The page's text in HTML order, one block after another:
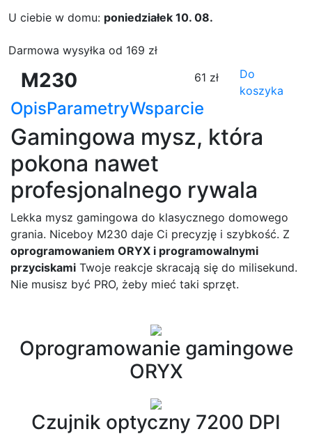
U ciebie w domu: poniedziałek 10. 08.
Darmowa wysyłka od 169 zł
M230 61 zł
Do
koszyka
OpisParametryWsparcie
Gamingowa mysz, która
pokona nawet
profesjonalnego rywala
Lekka mysz gamingowa do klasycznego domowego
grania. Niceboy M230 daje Ci precyzję i szybkość. Z
oprogramowaniem ORYX i programowalnymi
przyciskami Twoje reakcje skracają się do milisekund.
Nie musisz być PRO, żeby mieć taki sprzęt.
Oprogramowanie gamingowe
ORYX
Czujnik optyczny 7200 DPI